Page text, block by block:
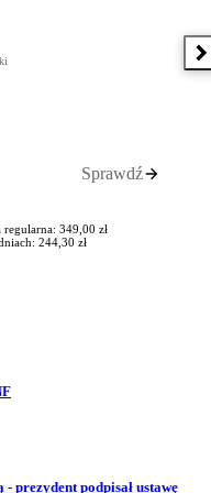
Sprawdź
regularna: 349,00 zł
244,30 zł
prezydent podpisał ustawę